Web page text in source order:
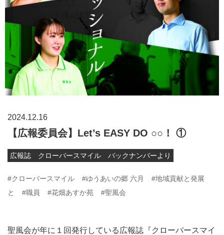
2024.12.16
【広報委員会】Let’s EASY DO ○○！ ①
広報誌 クローバースマイル バックナンバーより
#クローバースマイル #ゆうあいの郷 六月
#地域貢献と発展
と
#職員 #花畑あすか苑 #聖風会
聖風会が年に１回発行している広報誌『クローバースマイ